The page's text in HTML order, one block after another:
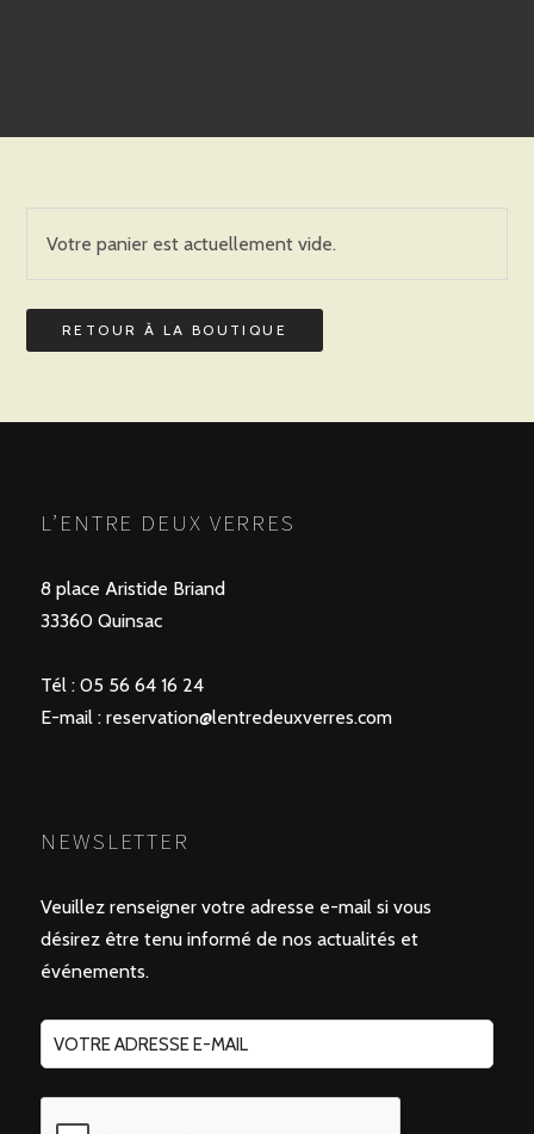
Votre panier est actuellement vide.
RETOUR À LA BOUTIQUE
L’ENTRE DEUX VERRES
8 place Aristide Briand
33360 Quinsac
Tél : 05 56 64 16 24
E-mail : reservation@lentredeuxverres.com
NEWSLETTER
Veuillez renseigner votre adresse e-mail si vous
désirez être tenu informé de nos actualités et
événements.